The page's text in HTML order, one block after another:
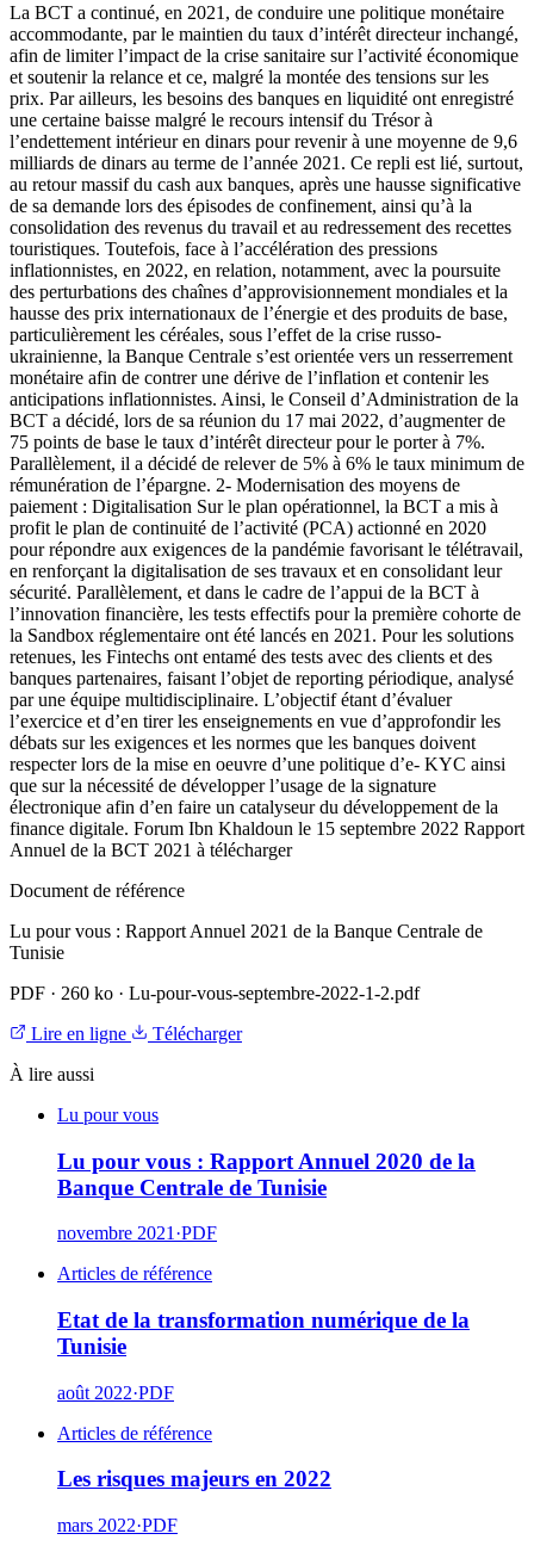
La BCT a continué, en 2021, de conduire une politique monétaire
accommodante, par le maintien du taux d’intérêt directeur inchangé,
afin de limiter l’impact de la crise sanitaire sur l’activité économique
et soutenir la relance et ce, malgré la montée des tensions sur les
prix. Par ailleurs, les besoins des banques en liquidité ont enregistré
une certaine baisse malgré le recours intensif du Trésor à
l’endettement intérieur en dinars pour revenir à une moyenne de 9,6
milliards de dinars au terme de l’année 2021. Ce repli est lié, surtout,
au retour massif du cash aux banques, après une hausse significative
de sa demande lors des épisodes de confinement, ainsi qu’à la
consolidation des revenus du travail et au redressement des recettes
touristiques. Toutefois, face à l’accélération des pressions
inflationnistes, en 2022, en relation, notamment, avec la poursuite
des perturbations des chaînes d’approvisionnement mondiales et la
hausse des prix internationaux de l’énergie et des produits de base,
particulièrement les céréales, sous l’effet de la crise russo-
ukrainienne, la Banque Centrale s’est orientée vers un resserrement
monétaire afin de contrer une dérive de l’inflation et contenir les
anticipations inflationnistes. Ainsi, le Conseil d’Administration de la
BCT a décidé, lors de sa réunion du 17 mai 2022, d’augmenter de
75 points de base le taux d’intérêt directeur pour le porter à 7%.
Parallèlement, il a décidé de relever de 5% à 6% le taux minimum de
rémunération de l’épargne. 2- Modernisation des moyens de
paiement : Digitalisation Sur le plan opérationnel, la BCT a mis à
profit le plan de continuité de l’activité (PCA) actionné en 2020
pour répondre aux exigences de la pandémie favorisant le télétravail,
en renforçant la digitalisation de ses travaux et en consolidant leur
sécurité. Parallèlement, et dans le cadre de l’appui de la BCT à
l’innovation financière, les tests effectifs pour la première cohorte de
la Sandbox réglementaire ont été lancés en 2021. Pour les solutions
retenues, les Fintechs ont entamé des tests avec des clients et des
banques partenaires, faisant l’objet de reporting périodique, analysé
par une équipe multidisciplinaire. L’objectif étant d’évaluer
l’exercice et d’en tirer les enseignements en vue d’approfondir les
débats sur les exigences et les normes que les banques doivent
respecter lors de la mise en oeuvre d’une politique d’e- KYC ainsi
que sur la nécessité de développer l’usage de la signature
électronique afin d’en faire un catalyseur du développement de la
finance digitale. Forum Ibn Khaldoun le 15 septembre 2022 Rapport
Annuel de la BCT 2021 à télécharger
Document de référence
Lu pour vous : Rapport Annuel 2021 de la Banque Centrale de
Tunisie
PDF · 260 ko · Lu-pour-vous-septembre-2022-1-2.pdf
Lire en ligne
Télécharger
À lire aussi
Lu pour vous
Lu pour vous : Rapport Annuel 2020 de la
Banque Centrale de Tunisie
novembre 2021 ·PDF
Articles de référence
Etat de la transformation numérique de la
Tunisie
août 2022·PDF
Articles de référence
Les risques majeurs en 2022
mars 2022·PDF